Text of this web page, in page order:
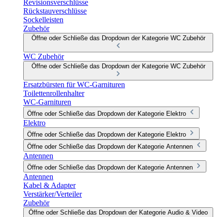
Revisionsverschlüsse
Rückstauverschlüsse
Sockelleisten
Zubehör
Öffne oder Schließe das Dropdown der Kategorie WC Zubehör
WC Zubehör
Öffne oder Schließe das Dropdown der Kategorie WC Zubehör
Ersatzbürsten für WC-Garnituren
Toilettenrollenhalter
WC-Garnituren
Öffne oder Schließe das Dropdown der Kategorie Elektro
Elektro
Öffne oder Schließe das Dropdown der Kategorie Elektro
Öffne oder Schließe das Dropdown der Kategorie Antennen
Antennen
Öffne oder Schließe das Dropdown der Kategorie Antennen
Antennen
Kabel & Adapter
Verstärker/Verteiler
Zubehör
Öffne oder Schließe das Dropdown der Kategorie Audio & Video